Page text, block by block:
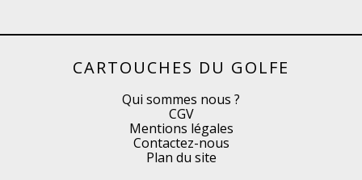
CARTOUCHES DU GOLFE
Qui sommes nous ?
CGV
Mentions légales
Contactez-nous
Plan du site